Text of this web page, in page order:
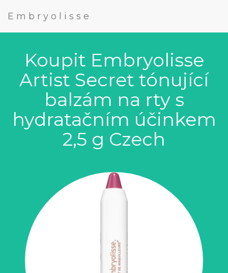
Embryolisse
Koupit Embryolisse
Artist Secret tónující
balzám na rty s
hydratačním účinkem
2,5 g Czech